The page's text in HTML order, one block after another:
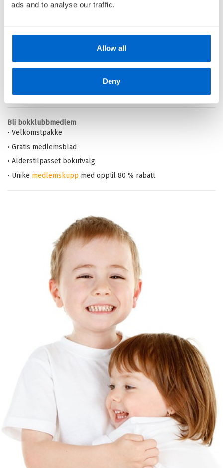
ads and to analyse our traffic.
Allow all
Deny
Barnas Egen Bokverden – 100% leselyst!
• Alltid lave priser og maks rabatt
med knallpriser
• Rask levering
Bli bokklubbmedlem
• Velkomstpakke
• Gratis medlemsblad
• Alderstilpasset bokutvalg
• Unike medlemskupp med opptil 80 % rabatt